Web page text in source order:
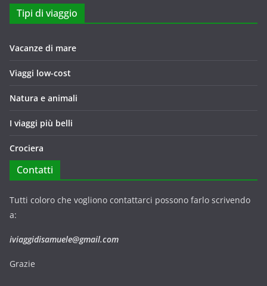
Tipi di viaggio
Vacanze di mare
Viaggi low-cost
Natura e animali
I viaggi più belli
Crociera
Contatti
Tutti coloro che vogliono contattarci possono farlo scrivendo
a:
iviaggidisamuele@gmail.com
Grazie